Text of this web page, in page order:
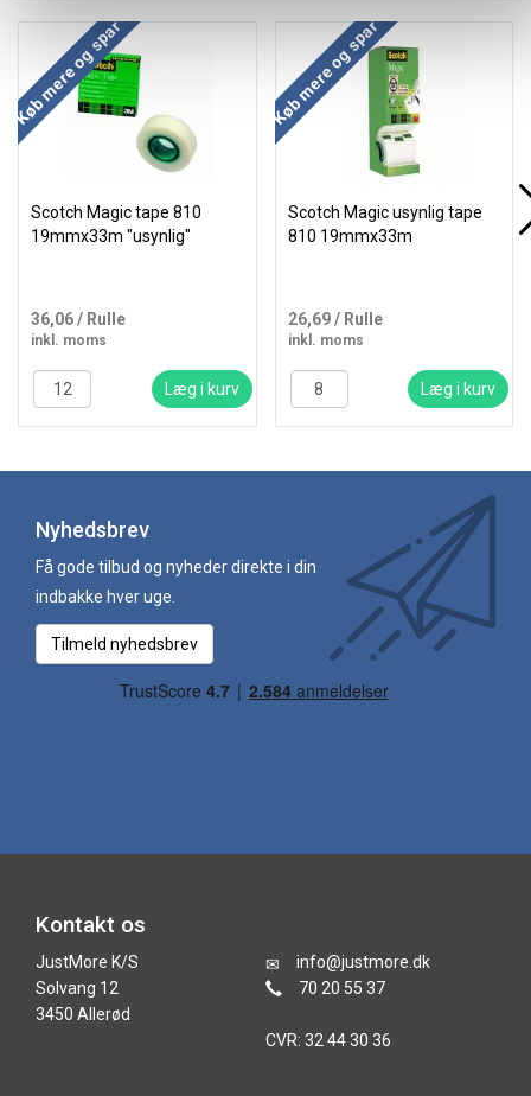
Køb mere og spar
Scotch Magic tape 810
19mmx33m "usynlig"
36,06/ Rulle
inkl. moms
Læg i kurv
Køb mere og spar
Scotch Magic usynlig tape
810 19mmx33m
26,69/ Rulle
inkl. moms
Læg i kurv
Nyhedsbrev
Få gode tilbud og nyheder direkte i din
indbakke hver uge.
Tilmeld nyhedsbrev
Kontakt os
JustMore K/S
Solvang 12
3450 Allerød
info@justmore.dk
70 20 55 37
CVR: 32 44 30 36